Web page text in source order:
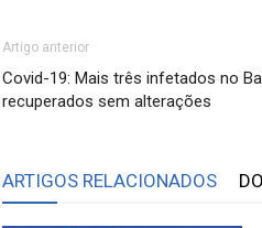
Artigo anterior
Covid-19: Mais três infetados no
recuperados sem alterações
ARTIGOS RELACIONADOS